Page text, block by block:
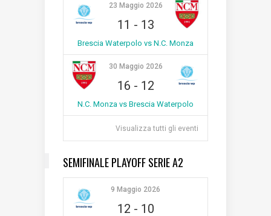
23 Maggio 2026
11 - 13
Brescia Waterpolo vs N.C. Monza
30 Maggio 2026
16 - 12
N.C. Monza vs Brescia Waterpolo
Visualizza tutti gli eventi
SEMIFINALE PLAYOFF SERIE A2
9 Maggio 2026
12 - 10